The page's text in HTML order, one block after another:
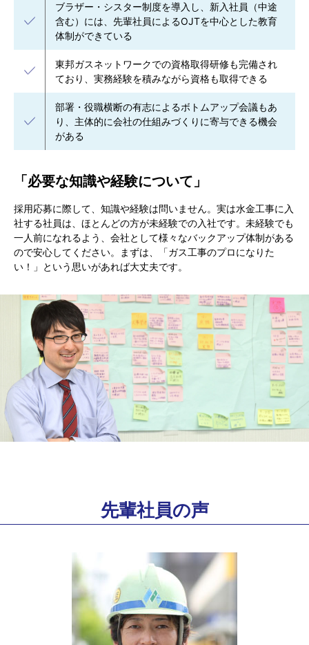
ブラザー・シスター制度を導入し、新入社員（中途
含む）には、先輩社員によるOJTを中心とした教育
体制ができている
東邦ガスネットワークでの資格取得研修も完備され
ており、実務経験を積みながら資格も取得できる
部署・役職横断の有志によるボトムアップ会議もあ
り、主体的に会社の仕組みづくりに寄与できる機会
がある
「必要な知識や経験について」
採用応募に際して、知識や経験は問いません。実は水金工事に入
社する社員は、ほとんどの方が未経験での入社です。未経験でも
一人前になれるよう、会社として様々なバックアップ体制がある
ので安心してください。まずは、「ガス工事のプロになりた
い！」という思いがあれば大丈夫です。
先輩社員の声